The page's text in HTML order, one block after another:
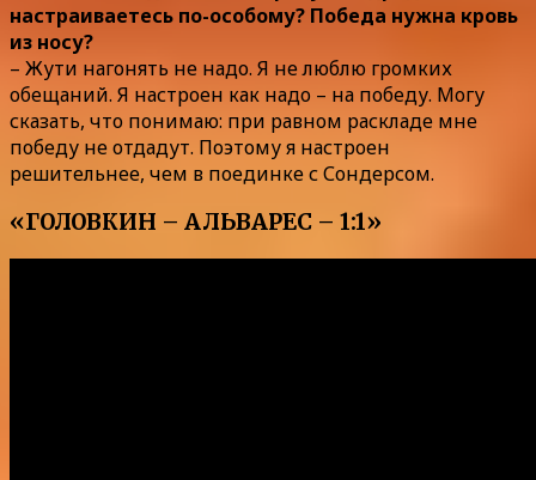
настраиваетесь по-особому? Победа нужна кровь
из носу?
– Жути нагонять не надо. Я не люблю громких
обещаний. Я настроен как надо – на победу. Могу
сказать, что понимаю: при равном раскладе мне
победу не отдадут. Поэтому я настроен
решительнее, чем в поединке с Сондерсом.
«ГОЛОВКИН – АЛЬВАРЕС – 1:1»